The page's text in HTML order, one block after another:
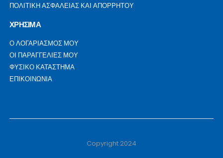
ΠΟΛΙΤΙΚΗ ΑΣΦΑΛΕΙΑΣ ΚΑΙ ΑΠΟΡΡΗΤΟΥ
ΧΡΗΣΙΜΑ
Ο ΛΟΓΑΡΙΑΣΜΟΣ ΜΟΥ
ΟΙ ΠΑΡΑΓΓΕΛΙΕΣ ΜΟΥ
ΦΥΣΙΚΟ ΚΑΤΑΣΤΗΜΑ
ΕΠΙΚΟΙΝΩΝΙΑ
Copyright 2024